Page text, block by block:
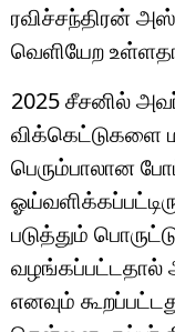
ரவிச்சந்திரன்
வெளியேற
2025 சீசனில்
விக்கெட்டுகளை
பெரும்பாலான
படுத்தும்
எனவும்